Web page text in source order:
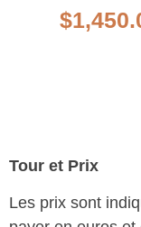
$
Tour et Prix
Les prix sont